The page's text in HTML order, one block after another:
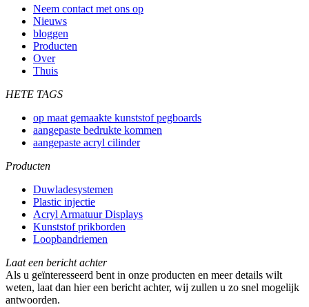
Neem contact met ons op
Nieuws
bloggen
Producten
Over
Thuis
HETE TAGS
op maat gemaakte kunststof pegboards
aangepaste bedrukte kommen
aangepaste acryl cilinder
Producten
Duwladesystemen
Plastic injectie
Acryl Armatuur Displays
Kunststof prikborden
Loopbandriemen
Laat een bericht achter
Als u geïnteresseerd bent in onze producten en meer details wilt
weten, laat dan hier een bericht achter, wij zullen u zo snel mogelijk
antwoorden.